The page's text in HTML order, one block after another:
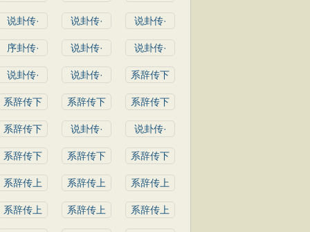
说卦传· 说卦传· 说卦传·
序卦传· 说卦传· 说卦传·
说卦传· 说卦传· 系辞传下
系辞传下 系辞传下 系辞传下
系辞传下 说卦传· 说卦传·
系辞传下 系辞传下 系辞传下
系辞传上 系辞传上 系辞传上
系辞传上 系辞传上 系辞传上